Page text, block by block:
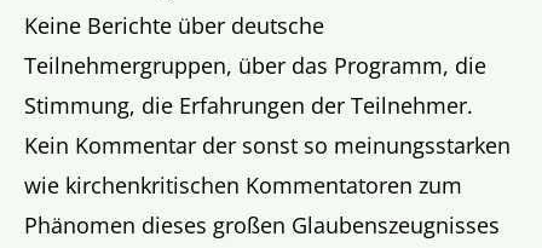
Keine Berichte über deutsche
Teilnehmergruppen, über das Programm, die
Stimmung, die Erfahrungen der Teilnehmer.
Kein Kommentar der sonst so meinungsstarken
wie kirchenkritischen Kommentatoren zum
Phänomen dieses großen Glaubenszeugnisses